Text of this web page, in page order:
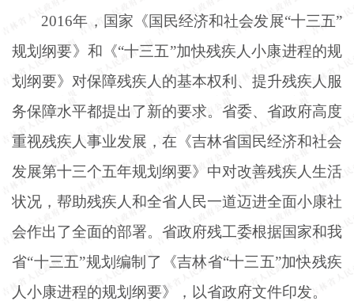
2016年，国家《国民经济和社会发展“十三五”
规划纲要》和《“十三五”加快残疾人小康进程的规
划纲要》对保障残疾人的基本权利、提升残疾人服
务保障水平都提出了新的要求。省委、省政府高度
重视残疾人事业发展，在《吉林省国民经济和社会
发展第十三个五年规划纲要》中对改善残疾人生活
状况，帮助残疾人和全省人民一道迈进全面小康社
会作出了全面的部署。省政府残工委根据国家和我
省“十三五”规划编制了《吉林省“十三五”加快残疾
人小康进程的规划纲要》，以省政府文件印发。